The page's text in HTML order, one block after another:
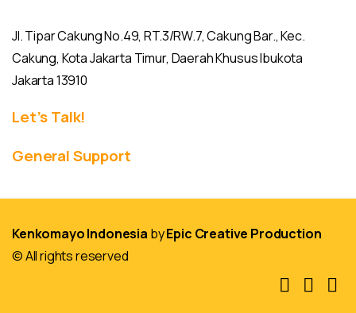
Jl. Tipar Cakung No.49, RT.3/RW.7, Cakung Bar., Kec.
Cakung, Kota Jakarta Timur, Daerah Khusus Ibukota
Jakarta 13910
Let’s Talk!
General Support
Kenkomayo Indonesia byEpic Creative Production
© All rights reserved